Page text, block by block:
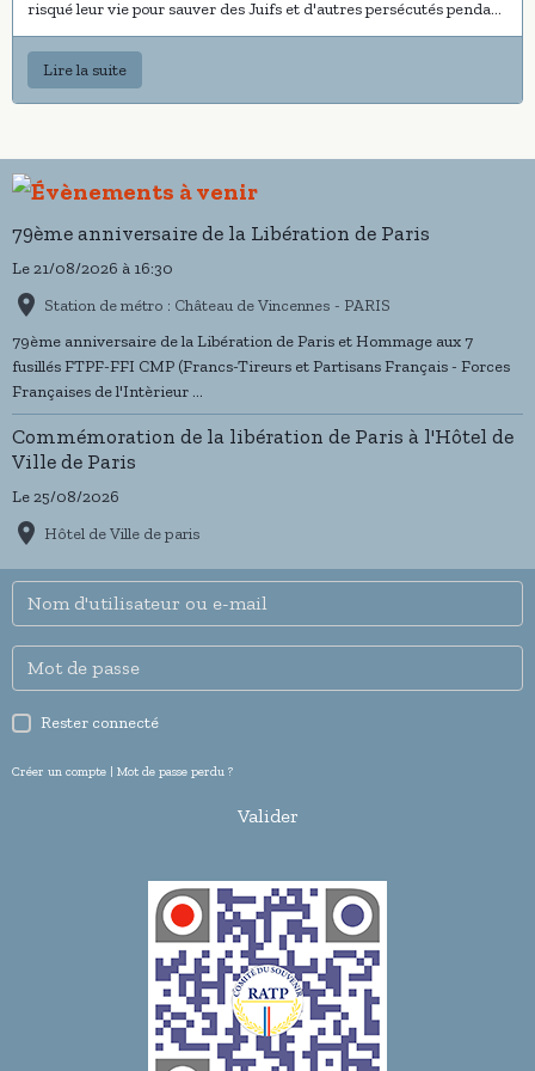
risqué leur vie pour sauver des Juifs et d'autres persécutés pendant
cette période.
Lire la suite
79ème anniversaire de la Libération de Paris
Le 21/08/2026 à 16:30
Station de métro : Château de Vincennes - PARIS
79ème anniversaire de la Libération de Paris et Hommage aux 7
fusillés FTPF-FFI CMP (Francs-Tireurs et Partisans Français - Forces
Françaises de l'Intèrieur ...
Commémoration de la libération de Paris à l'Hôtel de
Ville de Paris
Le 25/08/2026
Hôtel de Ville de paris
Rester connecté
Créer un compte | Mot de passe perdu ?
Valider